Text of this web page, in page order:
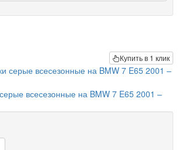
Купить в 1 клик
всесезонные на BMW 7 E65 2001 –